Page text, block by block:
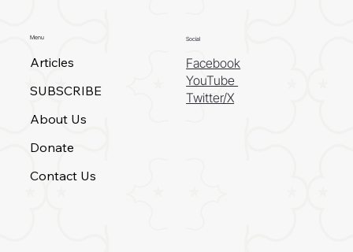
Menu
Articles
SUBSCRIBE
About Us
Donate
Contact Us
Social
Facebook
YouTube
Twitter/X